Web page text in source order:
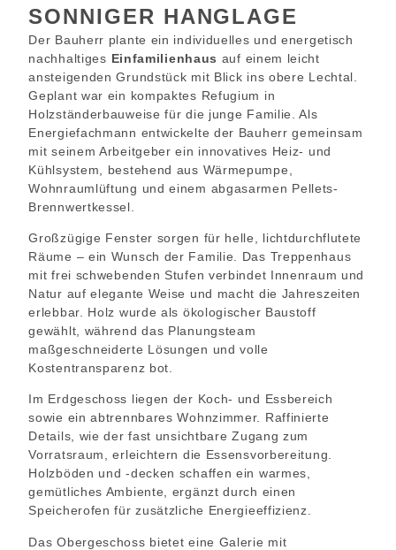
SONNIGER HANGLAGE
Der Bauherr plante ein individuelles und energetisch
nachhaltiges Einfamilienhaus auf einem leicht
ansteigenden Grundstück mit Blick ins obere Lechtal.
Geplant war ein kompaktes Refugium in
Holzständerbauweise für die junge Familie. Als
Energiefachmann entwickelte der Bauherr gemeinsam
mit seinem Arbeitgeber ein innovatives Heiz- und
Kühlsystem, bestehend aus Wärmepumpe,
Wohnraumlüftung und einem abgasarmen Pellets-
Brennwertkessel.
Großzügige Fenster sorgen für helle, lichtdurchflutete
Räume – ein Wunsch der Familie. Das Treppenhaus
mit frei schwebenden Stufen verbindet Innenraum und
Natur auf elegante Weise und macht die Jahreszeiten
erlebbar. Holz wurde als ökologischer Baustoff
gewählt, während das Planungsteam
maßgeschneiderte Lösungen und volle
Kostentransparenz bot.
Im Erdgeschoss liegen der Koch- und Essbereich
sowie ein abtrennbares Wohnzimmer. Raffinierte
Details, wie der fast unsichtbare Zugang zum
Vorratsraum, erleichtern die Essensvorbereitung.
Holzböden und -decken schaffen ein warmes,
gemütliches Ambiente, ergänzt durch einen
Speicherofen für zusätzliche Energieeffizienz.
Das Obergeschoss bietet eine Galerie mit